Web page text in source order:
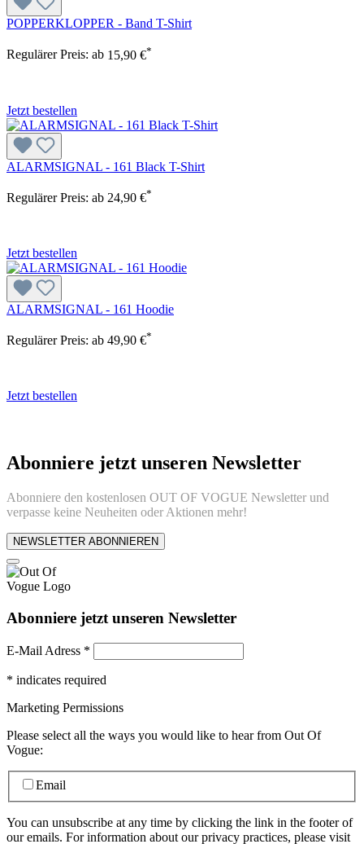
POPPERKLOPPER - Band T-Shirt
Regulärer Preis: ab 15,90 €*
Jetzt bestellen
ALARMSIGNAL - 161 Black T-Shirt
Regulärer Preis: ab 24,90 €*
Jetzt bestellen
ALARMSIGNAL - 161 Hoodie
Regulärer Preis: ab 49,90 €*
Jetzt bestellen
Abonniere jetzt unseren Newsletter
Abonniere den kostenlosen OUT OF VOGUE Newsletter und
verpasse keine Neuheiten oder Aktionen mehr!
NEWSLETTER ABONNIEREN
Abonniere jetzt unseren Newsletter
E-Mail Adress *
* indicates required
Marketing Permissions
Please select all the ways you would like to hear from Out Of
Vogue:
Email
You can unsubscribe at any time by clicking the link in the footer of
our emails. For information about our privacy practices, please visit